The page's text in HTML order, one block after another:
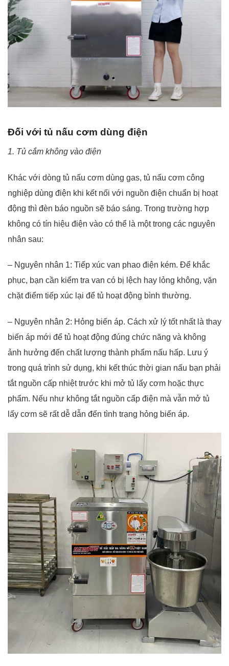
Đối với tủ nấu cơm dùng điện
1. Tủ cắm không vào điện
Khác với dòng tủ nấu cơm dùng gas, tủ nấu cơm công
nghiệp dùng điện khi kết nối với nguồn điện chuẩn bị hoạt
động thì đèn báo nguồn sẽ báo sáng. Trong trường hợp
không có tín hiệu điện vào có thể là một trong các nguyên
nhân sau:
– Nguyên nhân 1: Tiếp xúc van phao điện kém. Để khắc
phục, bạn cần kiểm tra van có bị lệch hay lỏng không, vặn
chặt điểm tiếp xúc lại để tủ hoạt động bình thường.
– Nguyên nhân 2: Hỏng biến áp. Cách xử lý tốt nhất là thay
biến áp mới để tủ hoạt động đúng chức năng và không
ảnh hưởng đến chất lượng thành phẩm nấu hấp. Lưu ý
trong quá trình sử dụng, khi kết thúc thời gian nấu bạn phải
tắt nguồn cấp nhiệt trước khi mở tủ lấy cơm hoặc thực
phẩm. Nếu như không tắt nguồn cấp điện mà vẫn mở tủ
lấy cơm sẽ rất dễ dẫn đến tình trạng hỏng biến áp.